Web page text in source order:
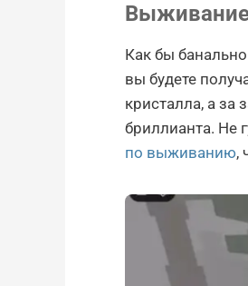
Как бы
вы будете
кристалла, а за
бриллианта. Не
по выживанию,